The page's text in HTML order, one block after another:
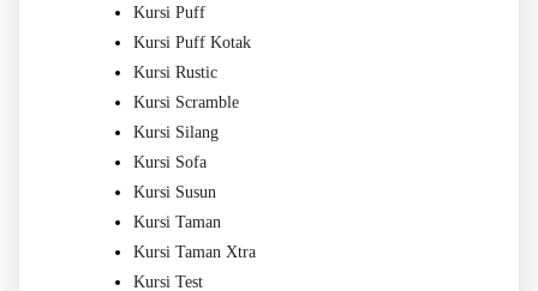
Kursi Puff
Kursi Puff Kotak
Kursi Rustic
Kursi Scramble
Kursi Silang
Kursi Sofa
Kursi Susun
Kursi Taman
Kursi Taman Xtra
Kursi Test